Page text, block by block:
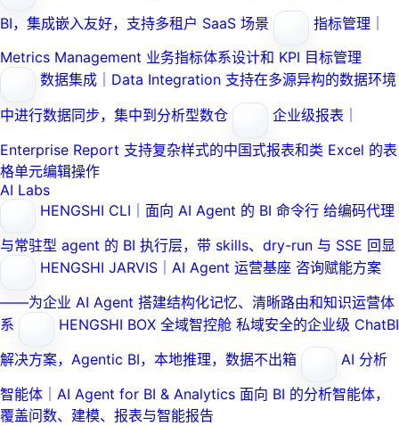
BI，集成嵌入友好，支持多租户 SaaS 场景
指标管理｜
Metrics Management 业务指标体系设计和 KPI 目标管理
数据集成｜Data Integration 支持在多源异构的数据环境
中进行数据同步，集中到分析型数仓
企业级报表｜
Enterprise Report 支持复杂样式的中国式报表和类 Excel 的表
格单元编辑操作
AI Labs
HENGSHI CLI｜面向 AI Agent 的 BI 命令行 给编码代理
与常驻型 agent 的 BI 执行层，带 skills、dry-run 与 SSE 回显
HENGSHI JARVIS｜AI Agent 运营基座 咨询赋能方案
——为企业 AI Agent 搭建结构化记忆、清晰路由和知识运营体
系
HENGSHI BOX 全域智控舱 私域安全的企业级 ChatBI
解决方案，Agentic BI，本地推理，数据不出箱
AI 分析
智能体｜AI Agent for BI & Analytics 面向 BI 的分析智能体，
覆盖问数、建模、报表与智能报告